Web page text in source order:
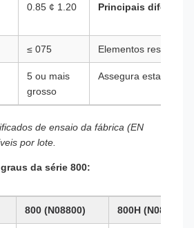
0.85 ¢ 1.20 Principais
≤ 075 Elementos residuais
5 ou mais
grosso
Assegura
de ensaio da fábrica (EN
por lote.
da série 800:
800 (N08800) 800H (N08810)